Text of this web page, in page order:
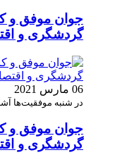
جوان موفق و
گردشگری و
06 مارس 2021
در شنبه موفقیت‌ها
جوان موفق و
گردشگری و